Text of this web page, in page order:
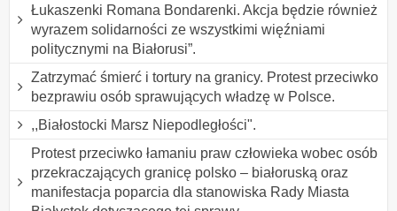
Łukaszenki Romana Bondarenki. Akcja będzie również
wyrazem solidarności ze wszystkimi więźniami
politycznymi na Białorusi”.
Zatrzymać śmierć i tortury na granicy. Protest przeciwko
bezprawiu osób sprawujących władzę w Polsce.
,,Białostocki Marsz Niepodległości".
Protest przeciwko łamaniu praw człowieka wobec osób
przekraczających granicę polsko – białoruską oraz
manifestacja poparcia dla stanowiska Rady Miasta